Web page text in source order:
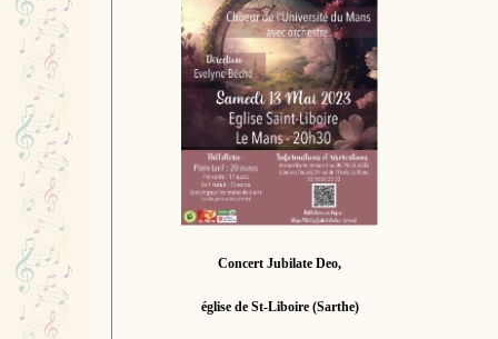
Concert Jubilate Deo,
église de St-Liboire (Sarthe)